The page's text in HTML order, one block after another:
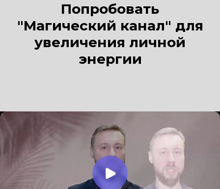
Попробовать
"Магический канал" для
увеличения личной
энергии